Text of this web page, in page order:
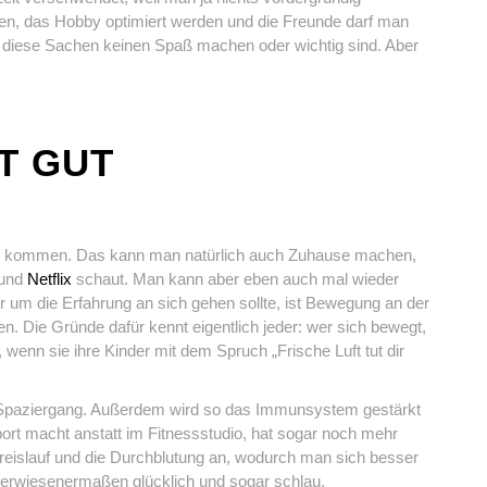
das Hobby optimiert werden und die Freunde darf man
Sachen keinen Spaß machen oder wichtig sind. Aber
GUT
Das kann man natürlich auch Zuhause machen,
Netflix schaut. Man kann aber eben auch mal wieder
um die Erfahrung an sich gehen sollte, ist Bewegung an der
Die Gründe dafür kennt eigentlich jeder: wer sich bewegt,
sie ihre Kinder mit dem Spruch „Frische Luft tut dir
Außerdem wird so das Immunsystem gestärkt
macht anstatt im Fitnessstudio, hat sogar noch mehr
und die Durchblutung an, wodurch man sich besser
glücklich und sogar schlau.